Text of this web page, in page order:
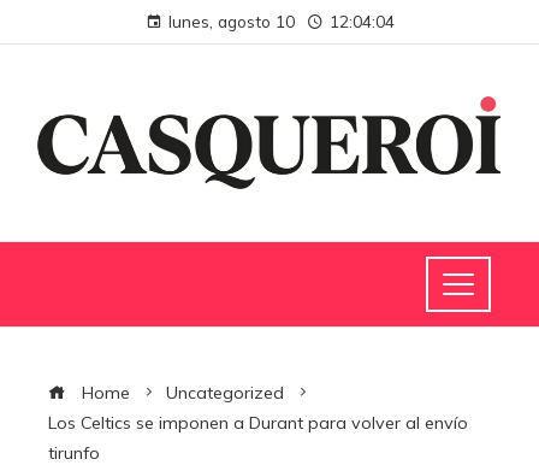
lunes, agosto 10 12:04:05
Home
Uncategorized
Los Celtics se imponen a Durant para volver al envío
tirunfo